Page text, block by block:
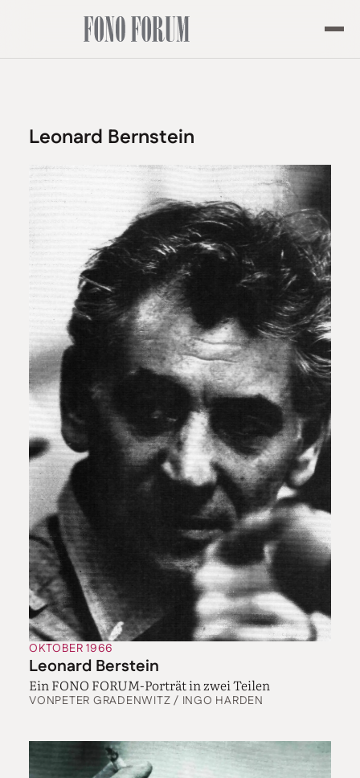
Leonard Bernstein
OKTOBER 1966
Leonard Berstein
Ein FONO FORUM-Porträt in zwei Teilen
VONPETER GRADENWITZ / INGO HARDEN